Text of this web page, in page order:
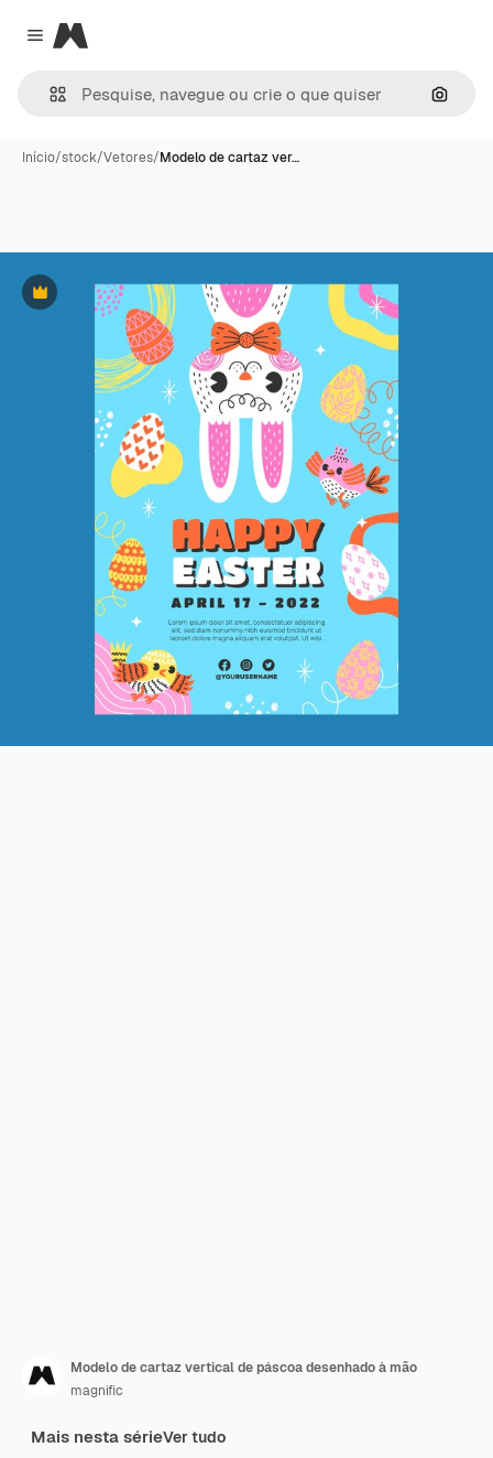
Close menu
Magnific
Início/stock/Vetores/Modelo de cartaz ver…
Premium
Modelo de cartaz vertical de páscoa desenhado à mão
magnific
Mais nesta sérieVer tudo